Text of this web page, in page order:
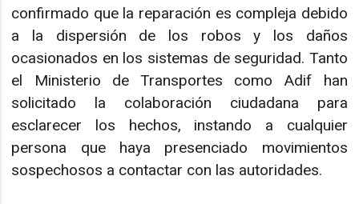
confirmado que la reparación es compleja debido
a la dispersión de los robos y los daños
ocasionados en los sistemas de seguridad. Tanto
el Ministerio de Transportes como Adif han
solicitado la colaboración ciudadana para
esclarecer los hechos, instando a cualquier
persona que haya presenciado movimientos
sospechosos a contactar con las autoridades.